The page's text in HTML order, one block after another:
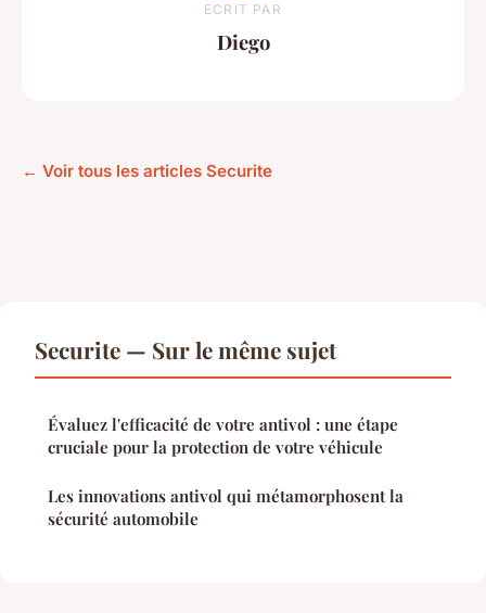
ECRIT PAR
Diego
← Voir tous les articles Securite
Securite — Sur le même sujet
Évaluez l'efficacité de votre antivol : une étape
cruciale pour la protection de votre véhicule
Les innovations antivol qui métamorphosent la
sécurité automobile